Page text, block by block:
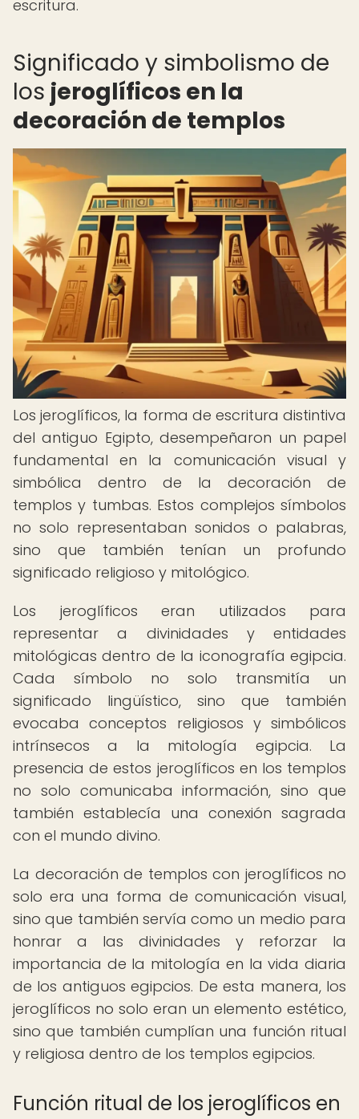
escritura.
Significado y simbolismo de
los jeroglíficos en la
decoración de templos
Los jeroglíficos, la forma de escritura distintiva
del antiguo Egipto, desempeñaron un papel
fundamental en la comunicación visual y
simbólica dentro de la decoración de
templos y tumbas. Estos complejos símbolos
no solo representaban sonidos o palabras,
sino que también tenían un profundo
significado religioso y mitológico.
Los jeroglíficos eran utilizados para
representar a divinidades y entidades
mitológicas dentro de la iconografía egipcia.
Cada símbolo no solo transmitía un
significado lingüístico, sino que también
evocaba conceptos religiosos y simbólicos
intrínsecos a la mitología egipcia. La
presencia de estos jeroglíficos en los templos
no solo comunicaba información, sino que
también establecía una conexión sagrada
con el mundo divino.
La decoración de templos con jeroglíficos no
solo era una forma de comunicación visual,
sino que también servía como un medio para
honrar a las divinidades y reforzar la
importancia de la mitología en la vida diaria
de los antiguos egipcios. De esta manera, los
jeroglíficos no solo eran un elemento estético,
sino que también cumplían una función ritual
y religiosa dentro de los templos egipcios.
Función ritual de los jeroglíficos en